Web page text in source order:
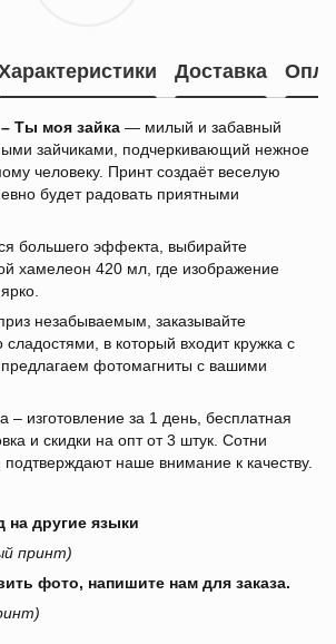
Доставка
Ты моя зайка — милый и забавный
зайчиками, подчеркивающий нежное
человеку. Принт создаёт веселую
будет радовать приятными
большего эффекта, выбирайте
хамелеон 420 мл, где изображение
незабываемым, заказывайте
в который входит кружка с
фотомагниты с вашими
изготовление за 1 день, бесплатная
и скидки на опт от 3 штук. Сотни
наше внимание к качеству.
на другие языки
принт)
фото, напишите нам для заказа.